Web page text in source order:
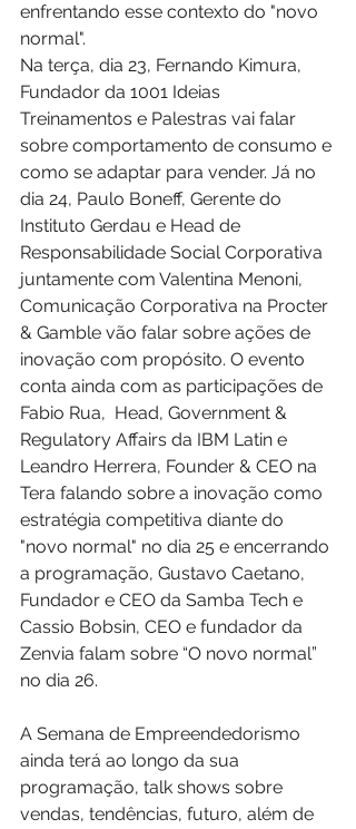
enfrentando esse contexto do "novo
normal".
Na terça, dia 23, Fernando Kimura,
Fundador da 1001 Ideias
Treinamentos e Palestras vai falar
sobre comportamento de consumo e
como se adaptar para vender. Já no
dia 24, Paulo Boneff, Gerente do
Instituto Gerdau e Head de
Responsabilidade Social Corporativa
juntamente com Valentina Menoni,
Comunicação Corporativa na Procter
& Gamble vão falar sobre ações de
inovação com propósito. O evento
conta ainda com as participações de
Fabio Rua,  Head, Government &
Regulatory Affairs da IBM Latin e
Leandro Herrera, Founder & CEO na
Tera falando sobre a inovação como
estratégia competitiva diante do
"novo normal" no dia 25 e encerrando
a programação, Gustavo Caetano,
Fundador e CEO da Samba Tech e
Cassio Bobsin, CEO e fundador da
Zenvia falam sobre “O novo normal”
no dia 26.
A Semana de Empreendedorismo
ainda terá ao longo da sua
programação, talk shows sobre
vendas, tendências, futuro, além de